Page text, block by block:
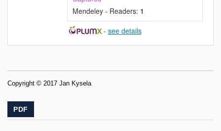
Mendeley - Readers: 1
- see details
Copyright © 2017 Jan Kysela
PDF